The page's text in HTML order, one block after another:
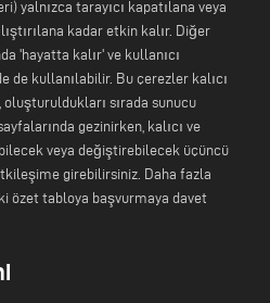
yalnızca tarayıcı kapatılana veya
kadar etkin kalır. Diğer
'hayatta kalır' ve kullanıcı
de kullanılabilir. Bu çerezler kalıcı
oluşturuldukları sırada sunucu
gezinirken, kalıcı ve
veya değiştirebilecek üçüncü
girebilirsiniz. Daha fazla
özet tabloya başvurmaya davet